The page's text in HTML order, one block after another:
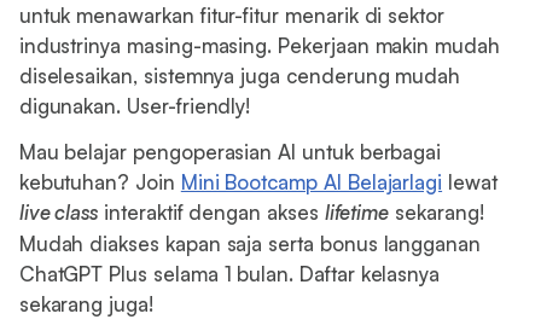
untuk menawarkan fitur-fitur menarik di sektor
industrinya masing-masing. Pekerjaan makin mudah
diselesaikan, sistemnya juga cenderung mudah
digunakan. User-friendly!
Mau belajar pengoperasian AI untuk berbagai
kebutuhan? Join Mini Bootcamp AI Belajarlagi lewat
live class interaktif dengan akses lifetime sekarang!
Mudah diakses kapan saja serta bonus langganan
ChatGPT Plus selama 1 bulan. Daftar kelasnya
sekarang juga!